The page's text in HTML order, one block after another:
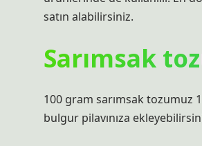
satın alabilirsiniz.
Sarımsak
100 gram sarımsak tozumuz
bulgur pilavınıza